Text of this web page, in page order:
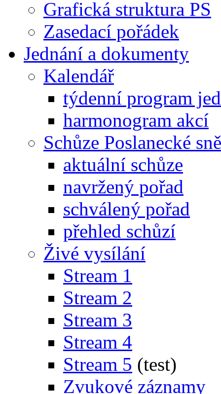
Grafická struktura PS
Zasedací pořádek
Jednání a dokumenty
Kalendář
týdenní program
harmonogram akcí
Schůze Poslanecké
aktuální schůze
navržený pořad
schválený pořad
přehled schůzí
Živé vysílání
Stream 1
Stream 2
Stream 3
Stream 4
Stream 5 (test)
Zvukové záznamy